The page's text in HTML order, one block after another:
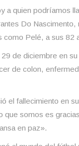
a quien podríamos
Do Nascimento,
como Pelé, a sus 82
de diciembre en su
de colon,
el fallecimiento en
que somos es
en paz».